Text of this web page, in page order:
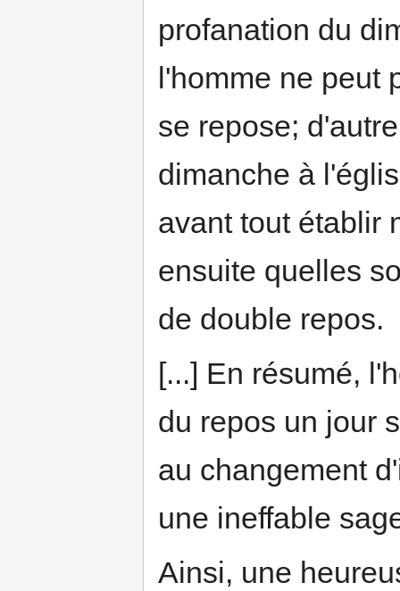
profanation du
l'homme ne peut
se repose;
dimanche à
avant tout établir
ensuite quelles
de double repos.
[...] En résumé,
du repos un jour
au changement
une ineffable
Ainsi, une